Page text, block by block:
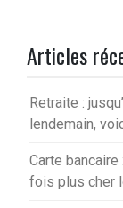
Articles
Retraite :
lendemain,
Carte bancaire
fois plus cher